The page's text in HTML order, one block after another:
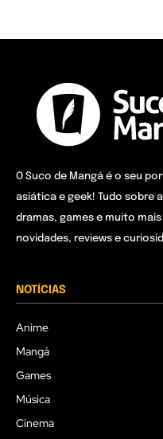
O Suco de Mangá é o seu
asiática e geek! Tudo sobre
dramas, games e muito
novidades, reviews e
NOTÍCIAS
Anime
Mangá
Games
Música
Cinema